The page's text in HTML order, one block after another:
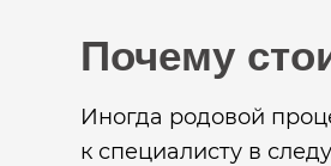
Почему
Иногда родовой
к специалисту в